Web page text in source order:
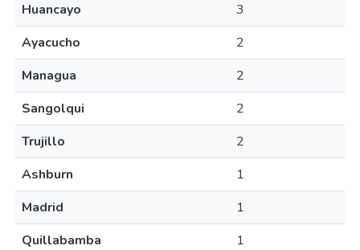
Huancayo
3
Ayacucho
2
Managua
2
Sangolqui
2
Trujillo
2
Ashburn
1
Madrid
1
Quillabamba
1